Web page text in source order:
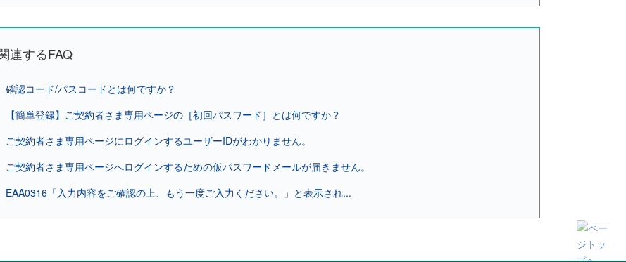
連するFAQ
確認コード/パスコードとは何ですか？
【簡単登録】ご契約者さま専用ページの［初回パスワード］とは何ですか？
ご契約者さま専用ページにログインするユーザーIDがわかりません。
ご契約者さま専用ページへログインするための仮パスワードメールが届きません。
EAA0316「入力内容をご確認の上、もう一度ご入力ください。」と表示され...